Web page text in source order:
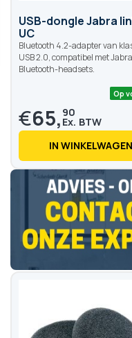
USB-dongle Jabra
UC
Bluetooth 4.2-adapter van
USB 2.0, compatibel met Jabra
Bluetooth-headsets.
€65, 90
IN WINKELWAGEN